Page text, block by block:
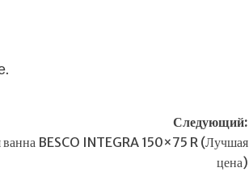
Следующий:
ванна BESCO INTEGRA 150×75 R (Лучшая
цена)